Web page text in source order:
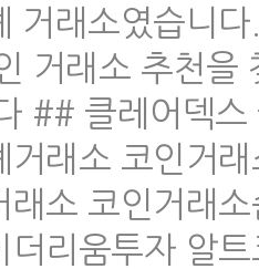
거래소였습니
거래소 추천을
## 클레어덱
거래소 코인거
래소 코인거래
더리움투자 알